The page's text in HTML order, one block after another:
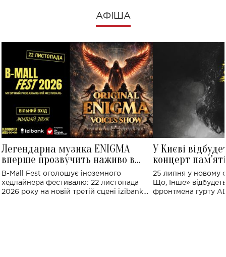
АФІША
Легендарна музика ENIGMA
вперше прозвучить наживо в
Україні: де відбудеться концерт
B-Mall Fest оголошує іноземного
хедлайнера фестивалю: 22 листопада
2026 року на новій третій сцені izibank
У Києві
концерт
Клименка:
виконають
25 липня у новому
Що, Інше»
фронтмена гурту